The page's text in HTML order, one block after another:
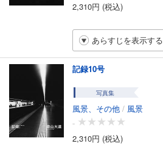
2,310円 (税込)
あらすじを表示する
記録10号
写真集
風景、その他 / 風景
-
2,310円 (税込)